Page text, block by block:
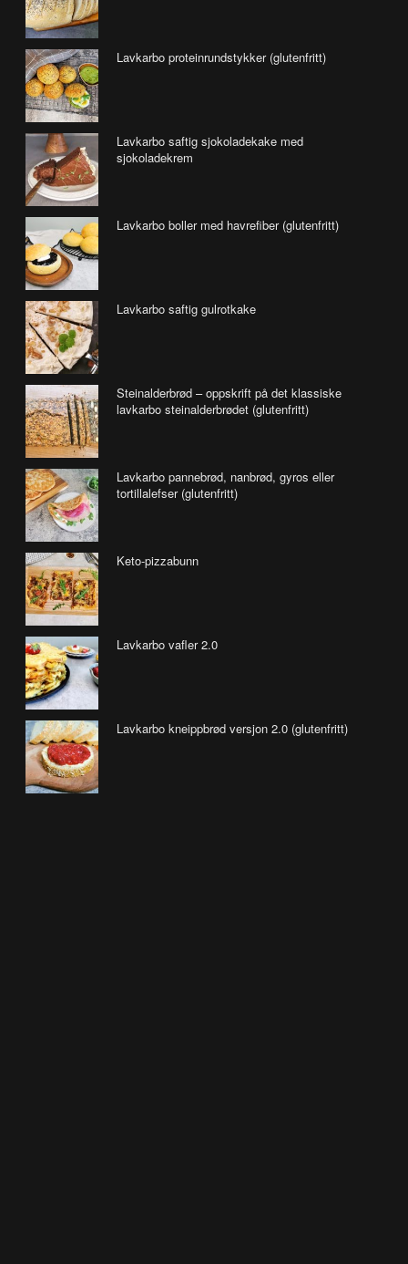
Lavkarbo proteinrundstykker (glutenfritt)
Lavkarbo saftig sjokoladekake med
sjokoladekrem
Lavkarbo boller med havrefiber (glutenfritt)
Lavkarbo saftig gulrotkake
Steinalderbrød – oppskrift på det klassiske
lavkarbo steinalderbrødet (glutenfritt)
Lavkarbo pannebrød, nanbrød, gyros eller
tortillalefser (glutenfritt)
Keto-pizzabunn
Lavkarbo vafler 2.0
Lavkarbo kneippbrød versjon 2.0 (glutenfritt)